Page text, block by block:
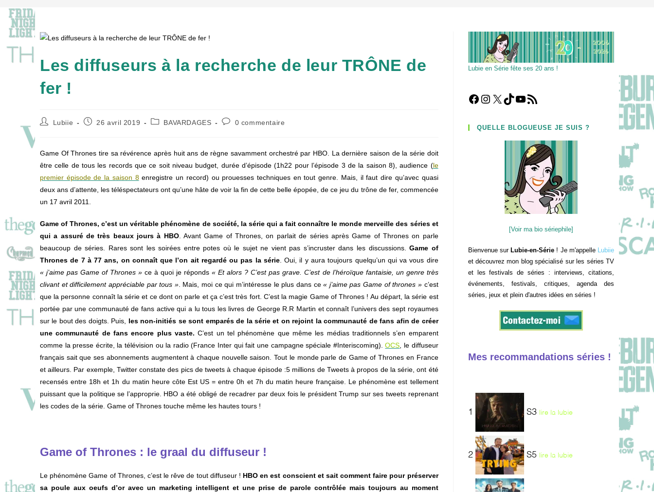
Les diffuseurs à la recherche de leur TRÔNE de
fer !
Auteur/autrice
Lubiie
Publication
26 avril 2019
PostBAVARDAGES
Commentaires
0 commentaire
Game Of Thrones tire sa révérence après huit ans de règne savamment orchestré par HBO. La dernière saison de la série doit
être celle de tous les records que ce soit niveau budget, durée d’épisode (1h22 pour l’épisode 3 de la saison 8), audience (le
premier épisode de la saison 8enregistre un record) ou prouesses techniques en tout genre. Mais, il faut dire qu’avec quasi
deux ans d’attente, les téléspectateurs ont qu’une hâte de voir la fin de cette belle épopée, de ce jeu du trône de fer, commencée
un 17 avril 2011.
Game of Thrones, c’est un véritable phénomène de société, la série qui a fait connaître le monde merveille des séries et
qui a assuré de très beaux jours à HBO. Avant Game of Thrones, on parlait de séries après Game of Thrones on parle
beaucoup de séries. Rares sont les soirées entre potes où le sujet ne vient pas s’incruster dans les discussions.Game of
Thrones de 7 à 77 ans, on connaît que l’on ait regardé ou pas la série. Oui, il y aura toujours quelqu’un qui va vous dire
« j’aime pas Game of Thrones » ce à quoi je réponds« Et alors ? C’est pas grave. C’est de l’héroïque fantaisie, un genre très
clivant et difficilement appréciable par tous ». Mais, moi ce qui m’intéresse le plus dans ce« j’aime pas Game of thrones »c’est
que la personne connaît la série et ce dont on parle et ça c’est très fort. C’est la magie Game of Thrones ! Au départ, la série est
portée par une communauté de fans active qui a lu tous les livres de George R.R Martin et connaît l’univers des sept royaumes
sur le bout des doigts. Puis,
les non-initiés se sont emparés de la série et on rejoint la communauté de fans afin de créer
une communauté de fans encore plus vaste. C’est un tel phénomène que même les médias traditionnels s’en emparent
comme la presse écrite, la télévision ou la radio (France Inter qui fait une campagne spéciale #Interiscoming).OCS , le diffuseur
français sait que ses abonnements augmentent à chaque nouvelle saison. Tout le monde parle de Game of Thrones en France
et ailleurs. Par exemple, Twitter constate des pics de tweets à chaque épisode :5 millions de Tweets à propos de la série, ont été
recensés entre 18h et 1h du matin heure côte Est US = entre 0h et 7h du matin heure française. Le phénomène est tellement
puissant que la politique se l’approprie. HBO a été obligé de recadrer par deux fois le président Trump sur ses tweets reprenant
les codes de la série. Game of Thrones touche même les hautes tours !
Game of Thrones : le graal du diffuseur !
Le phénomène Game of Thrones, c’est le rêve de tout diffuseur ! HBO en est conscient et sait comment faire pour préserver
sa poule aux oeufs d’or avec un marketing intelligent et une prise de parole contrôlée mais toujours au moment
Lubie en Série fête ses 20 ans !
Facebook
Instagram
X TikTokYouTube
Flux RSS
QUELLE BLOGUEUSE JE SUIS ?
[Voir ma bio sériephile]
Bienvenue sur Lubie-en-Série ! Je m'appelle Lubiie
et découvrez mon blog spécialisé sur les séries TV
et les festivals de séries : interviews, citations,
événements, festivals, critiques, agenda des
séries, jeux et plein d'autres idées en séries !
Mes recommandations séries !
1 S3 lire la lubie
2 S5 lire la lubie